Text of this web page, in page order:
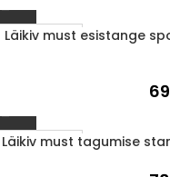
1-3 d.d.
Läikiv must esistange
1-3 d.d.
Läikiv must tagumise